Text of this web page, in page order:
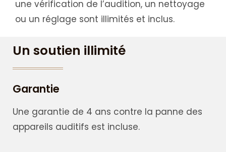
une vérification de l’audition, un nettoyage
ou un réglage sont illimités et inclus.
Un soutien illimité
Garantie
Une garantie de 4 ans contre la panne des
appareils auditifs est incluse.